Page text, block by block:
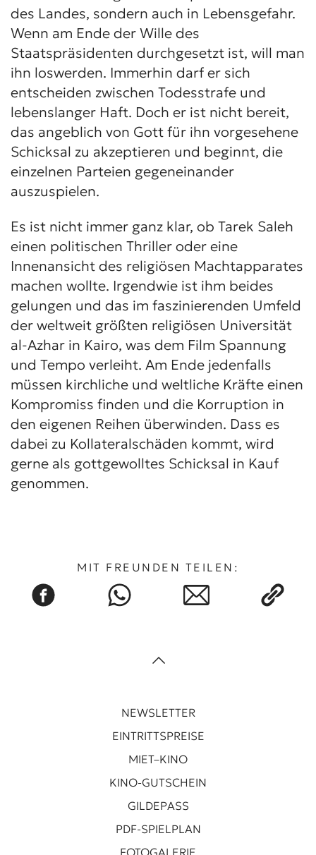
des Landes, sondern auch in Lebensgefahr.
Wenn am Ende der Wille des
Staatspräsidenten durchgesetzt ist, will man
ihn loswerden. Immerhin darf er sich
entscheiden zwischen Todesstrafe und
lebenslanger Haft. Doch er ist nicht bereit,
das angeblich von Gott für ihn vorgesehene
Schicksal zu akzeptieren und beginnt, die
einzelnen Parteien gegeneinander
auszuspielen.
Es ist nicht immer ganz klar, ob Tarek Saleh
einen politischen Thriller oder eine
Innenansicht des religiösen Machtapparates
machen wollte. Irgendwie ist ihm beides
gelungen und das im faszinierenden Umfeld
der weltweit größten religiösen Universität
al-Azhar in Kairo, was dem Film Spannung
und Tempo verleiht. Am Ende jedenfalls
müssen kirchliche und weltliche Kräfte einen
Kompromiss finden und die Korruption in
den eigenen Reihen überwinden. Dass es
dabei zu Kollateralschäden kommt, wird
gerne als gottgewolltes Schicksal in Kauf
genommen.
MIT FREUNDEN TEILEN:
NEWSLETTER
EINTRITTSPREISE
MIET–KINO
KINO-GUTSCHEIN
GILDEPASS
PDF-SPIELPLAN
FOTOGALERIE